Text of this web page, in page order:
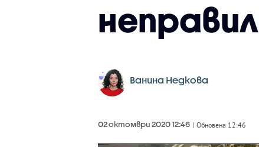
Ванина Недкова
02 октомври 2020 12:46 | Обновена 12:46